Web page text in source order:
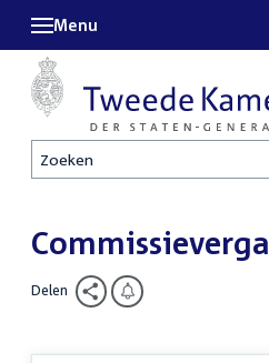
Zoeken
Menu
Delen